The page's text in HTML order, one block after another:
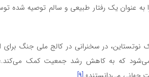
عنوان یک رفتار طبیعی و سالم توصیه شده
فرانک نوتستاین، در سخنرانی در کالج ملی جنگ
می‌شود که به کاهش رشد جمعیت کمک